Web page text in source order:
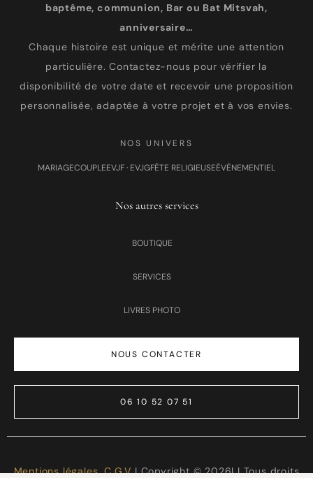
baptême, communion, Bar ou Bat Mitsvah,
anniversaire…
Chaque histoire est unique et mérite une attention
particulière. Contactez-nous pour vérifier la
disponibilité de votre date et recevoir une proposition
personnalisée, adaptée à votre projet et à vos envies.
NOS UNIVERS
MARIAGECOUPLEEVJF · EVJGFÊTE RELIGIEUSEÉVÉNEMENTIEL
Nos autres services
BOUTIQUE
SERVICES
LIVRES PHOTO
NOUS CONTACTER
06 10 52 07 51
Mentions légales,C.G.VI Copyright © 2026| | Tous droits